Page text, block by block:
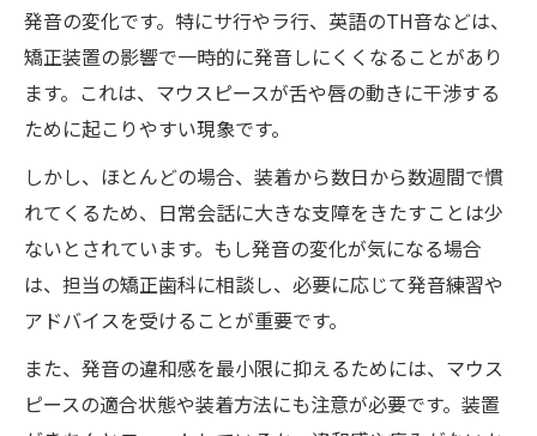
サ行やラ行に現れる発音の変化とその特徴
日常会話で感じる発音違和感と市川市の事
例
マウスピース矯正と英語発音の関係性を解
説
装着直後に多い発音の悩みと適切な対応法
市川市で注目のマウスピース矯正発音対策法
市川市で実践される発音対策付きマウスピ
ース矯正
矯正歯科での発音サポート体制と選び方の
発音の変化です。特にサ行やラ行、英語のTH音などは、
矯正装置の影響で一時的に発音しにくくなることがあり
ます。これは、マウスピースが舌や唇の動きに干渉する
ために起こりやすい現象です。
しかし、ほとんどの場合、装着から数日から数週間で慣
れてくるため、日常会話に大きな支障をきたすことは少
ないとされています。もし発音の変化が気になる場合
は、担当の矯正歯科に相談し、必要に応じて発音練習や
アドバイスを受けることが重要です。
また、発音の違和感を最小限に抑えるためには、マウス
ピースの適合状態や装着方法にも注意が必要です。装置